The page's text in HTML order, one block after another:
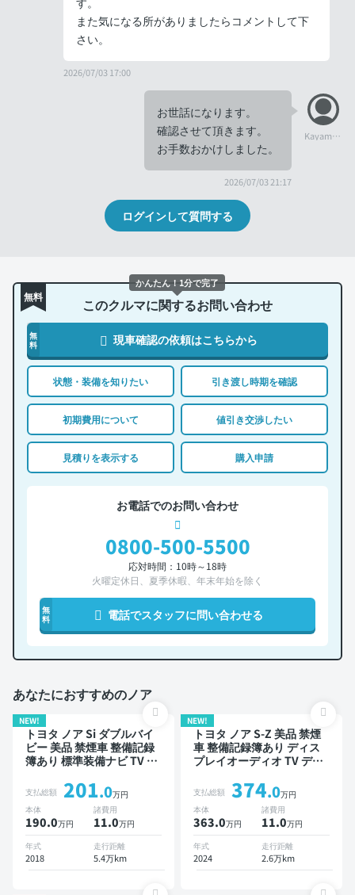
また気になる所がありましたらコメントして下
さい。
2026/07/03 17:00
Kayama0713
お世話になります。
確認させて頂きます。
お手数おかけしました。
2026/07/03 21:17
ログインして質問する
無料 このクルマに関するお問い合わせ
無
料
現車確認の依頼はこちらから
状態・装備を知りたい 引き渡し時期を確認
初期費用について 値引き交渉したい
見積りを表示する 購入申請
お電話でのお問い合わせ
0800-500-5500
応対時間：10時～18時
火曜定休日、夏季休暇、年末年始を除く
無
料
電話でスタッフに問い合わせる
あなたにおすすめのノア
NEW!
トヨタ ノア Si ダブルバイ
ビー 美品 禁煙車 整備記録
簿あり 標準装備ナビ TV 後
ートキー ETC バックモニ
ター ドライブレコーダー
衝突軽減 両側電動スライド
ドア 8人乗り
支払総額 201.0万円
本体
190.0万円
諸費用
11.0万円
年式
2018
走行距離
5.4万km
NEW!
トヨタ ノア S-Z 美品 禁煙
車 整備記録簿あり ディス
プレイオーディオ TV デジ
クルーズ 3列シート スマー
トキー ETC バックモニタ
ー ドライブレコーダー 衝
突軽減 両側電動スライドド
ア 7人乗り
支払総額 374.0万円
本体
363.0万円
諸費用
11.0万円
年式
2024
走行距離
2.6万km
かんたん！1分で完了